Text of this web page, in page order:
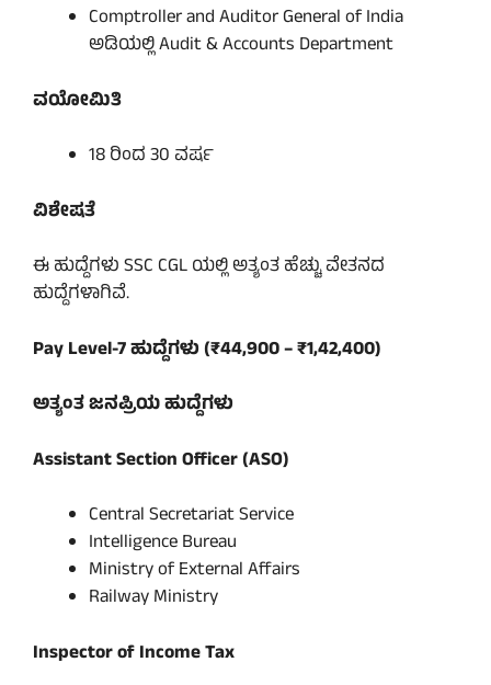
Comptroller and Auditor General of India
ಅಡಿಯಲ್ಲಿ Audit & Accounts Department
ವಯೋಮಿತಿ
18 ರಿಂದ 30 ವರ್ಷ
ವಿಶೇಷತೆ
ಈ ಹುದ್ದೆಗಳು SSC CGL ಯಲ್ಲಿ ಅತ್ಯಂತ ಹೆಚ್ಚು ವೇತನದ
ಹುದ್ದೆಗಳಾಗಿವೆ.
Pay Level-7 ಹುದ್ದೆಗಳು (₹44,900 – ₹1,42,400)
ಅತ್ಯಂತ ಜನಪ್ರಿಯ ಹುದ್ದೆಗಳು
Assistant Section Officer (ASO)
Central Secretariat Service
Intelligence Bureau
Ministry of External Affairs
Railway Ministry
Inspector of Income Tax